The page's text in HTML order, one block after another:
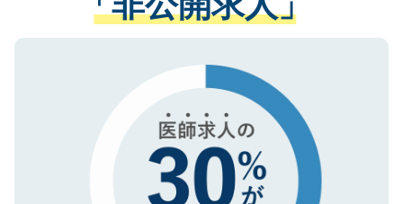
る、プライバシーマークを取得済みです。
で、機密保持に関してもご安心ください。
ない方には、長期的なサポートが可能です
ので、まずはご登録ください。